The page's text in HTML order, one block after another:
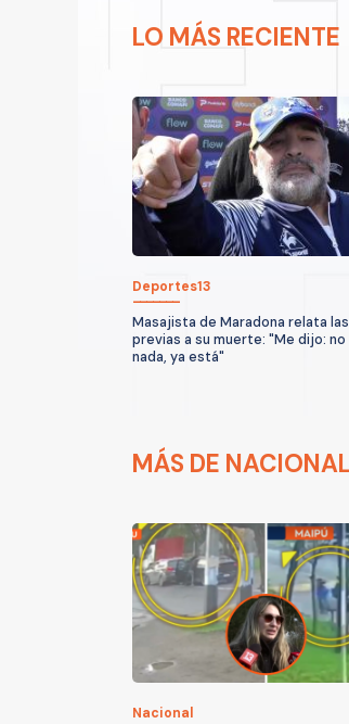
LO MÁS RECIENTE
Deportes13
Masajista de Maradona relata
previas a su muerte: "Me dijo: no
nada, ya está"
MÁS DE NACIONAL
Nacional